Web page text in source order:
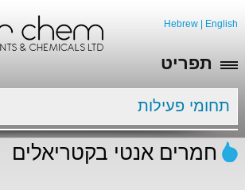
Hebrew English
תפריט
תחומי פעילות
חמרים אנטי בקטריאלים